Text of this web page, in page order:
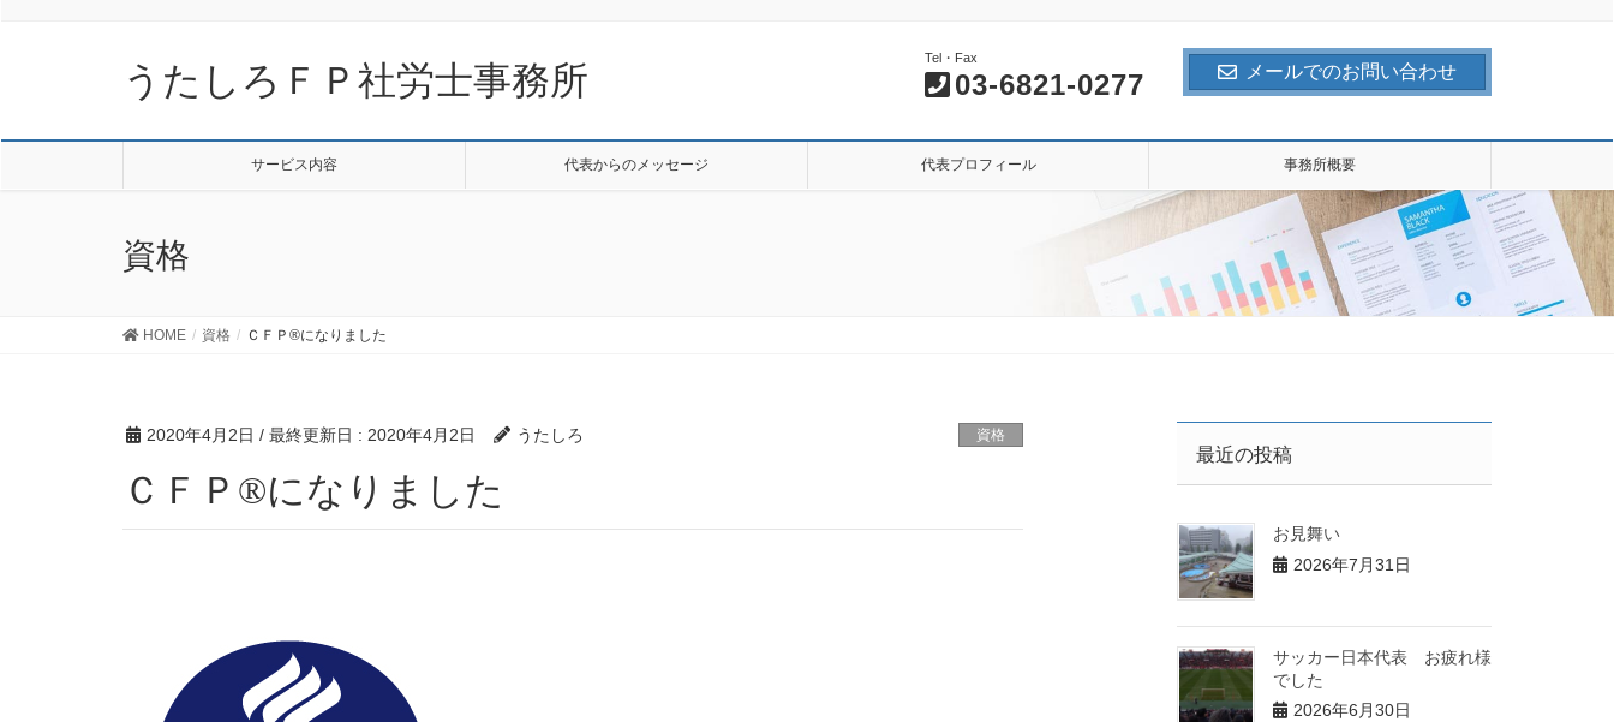
うたしろＦＰ社労士事務所
Tel・Fax
03-6821-0277 メールでのお問い合わせ
サービス内容 代表からのメッセージ 代表プロフィール 事務所概要
資格
HOME 資格 ＣＦＰ®になりました
2020年4月2日 / 最終更新日 : 2020年4月2日 うたしろ 資格
ＣＦＰ®になりました
最近の投稿
お見舞い
2026年7月31日
サッカー日本代表 お疲れ様
でした
2026年6月30日